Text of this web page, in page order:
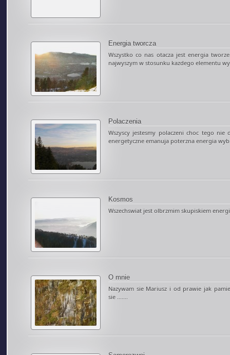
Energia tworcza
Wszystko co nas otacza jest energia
najwyszym w stosunku kazdego elementu
Polaczenia
Wszyscy jestesmy polaczeni choc tego nie
energetyczne emanuja poterzna energia
Kosmos
Wszechswiat jest olbrzmim skupiskiem
O mnie
Nazywam sie Mariusz i od prawie jak
sie .......